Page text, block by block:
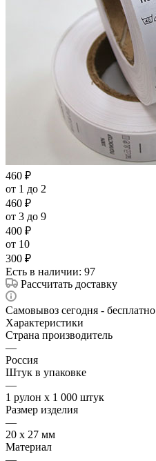
460 ₽
от 1 до 2
460 ₽
от 3 до 9
400 ₽
от 10
300 ₽
Есть в наличии: 97
Рассчитать доставку
Самовывоз сегодня - бесплатно
Характеристики
Страна производитель
—
Россия
Штук в упаковке
—
1 рулон х 1 000 штук
Размер изделия
—
20 х 27 мм
Материал